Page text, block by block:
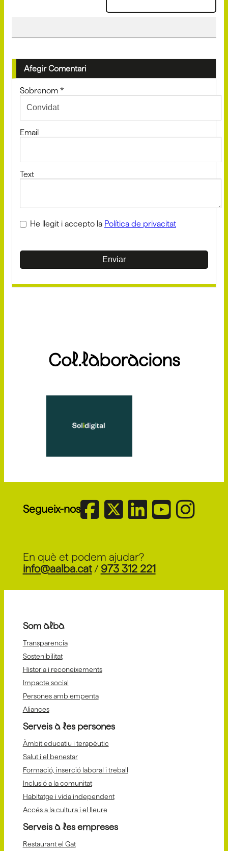
Afegir Comentari
Sobrenom *
Email
Text
He llegit i accepto la Política de privacitat
Enviar
Col.laboracions
Segueix-nos
En què et podem ajudar?
info@aalba.cat/ 973 312 221
Som alba
Transparencia
Sostenibilitat
Historia i reconeixements
Impacte social
Persones amb empenta
Aliances
Serveis a les persones
Àmbit educatiu i terapèutic
Salut i el benestar
Formació, inserció laboral i treball
Inclusió a la comunitat
Habitatge i vida independent
Accés a la cultura i el lleure
Serveis a les empreses
Restaurant el Gat